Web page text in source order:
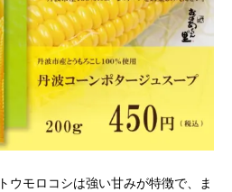
ウモロコシは強い甘みが特徴で、ま